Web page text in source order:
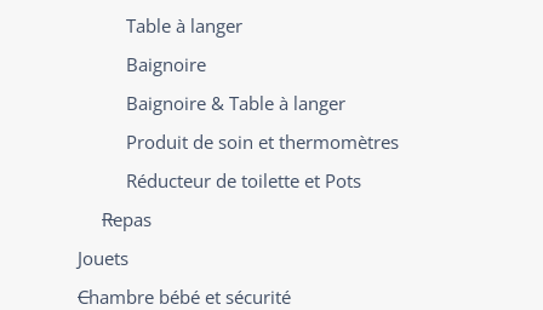
Table à langer
Baignoire
Baignoire & Table à langer
Produit de soin et thermomètres
Réducteur de toilette et Pots
Repas
Jouets
Chambre bébé et sécurité